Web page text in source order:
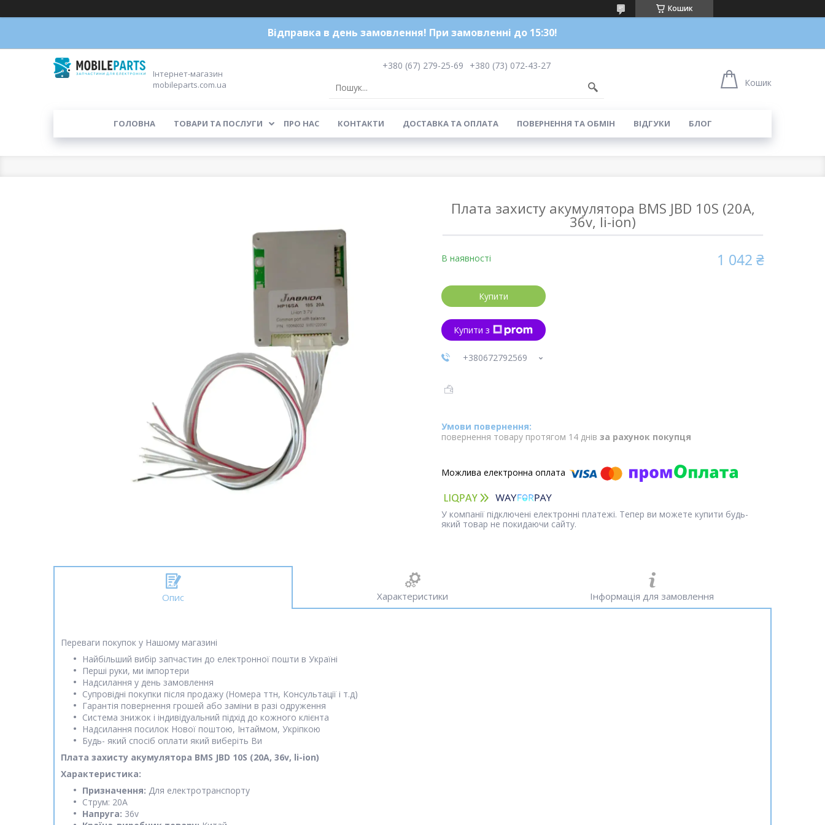
Кошик
Відправка в день замовлення! При замовленні до 15:30!
Інтернет-магазин
mobileparts.com.ua
+380 (67) 279-25-69
+380 (73) 072-43-27
Кошик
ГОЛОВНА ТОВАРИ ТА ПОСЛУГИ ПРО НАС КОНТАКТИ ДОСТАВКА ТА ОПЛАТА ПОВЕРНЕННЯ ТА ОБМІН ВІДГУКИ БЛОГ
Плата захисту акумулятора BMS JBD 10S (20A,
36v, li-ion)
В наявності 1 042 ₴
Купити
Купити з
+380672792569
повернення товару протягом 14 днів за рахунок покупця
У компанії підключені електронні платежі. Тепер ви можете купити будь-
який товар не покидаючи сайту.
Опис Характеристики Інформація для замовлення
Переваги покупок у Нашому магазині
Найбільший вибір запчастин до електронної пошти в Україні
Перші руки, ми імпортери
Надсилання у день замовлення
Супровідні покупки після продажу (Номера ттн, Консультації і т.д)
Гарантія повернення грошей або заміни в разі одруження
Система знижок і індивідуальний підхід до кожного клієнта
Надсилання посилок Нової поштою, Інтаймом, Укріпкою
Будь- який спосіб оплати який виберіть Ви
Плата захисту акумулятора BMS JBD 10S (20A, 36v, li-ion)
Характеристика:
Призначення: Для електротранспорту
Струм: 20A
Напруга: 36v